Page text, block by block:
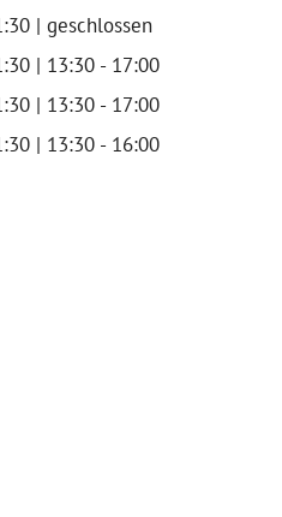
| geschlossen
| 13:30 - 17:00
| 13:30 - 17:00
| 13:30 - 16:00